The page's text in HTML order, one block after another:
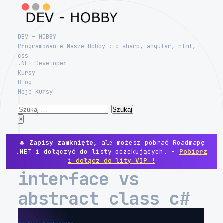
DEV – HOBBY
Programowanie Nasze Hobby : c sharp, angular, html,
css
.NET Developer
Kursy
Blog
Moje Kursy
Szukaj:
Close
×
🔥 Zapisy zamknięte, ale możesz pobrać Roadmapę
.NET i dołączyć do listy oczekujących. - Pobierz
i dołącz do lity VIP !
interface vs
abstract class c#